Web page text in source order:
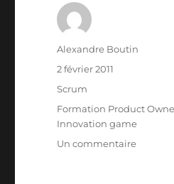
Auteur
Alexandre Boutin
Publié
2 février 2011
Catégories
Scrum
Étiquettes
Formation Product
Innovation game
Un commentairesur